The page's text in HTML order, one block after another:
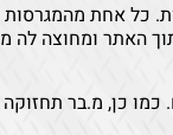
כל אחת
האתר ומחוצה
כן, מ.בר